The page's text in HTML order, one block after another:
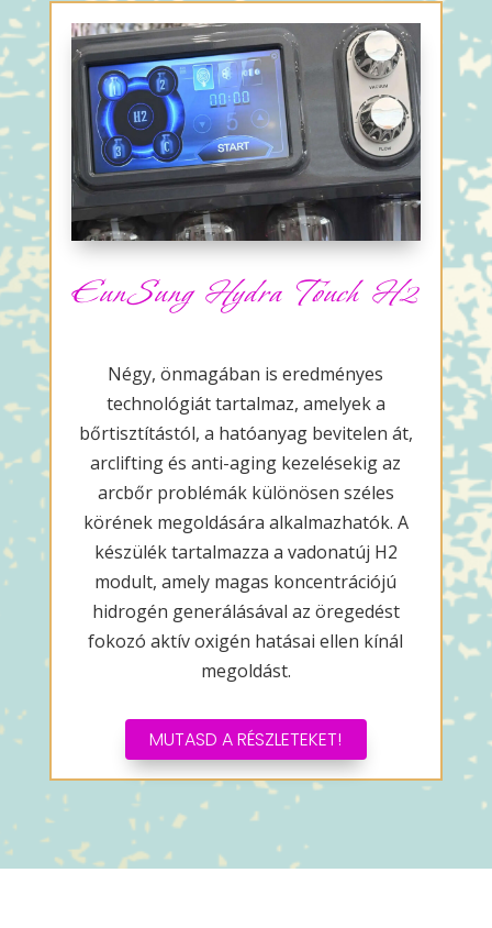
EunSung Hydra Touch H2
Négy, önmagában is eredményes
technológiát tartalmaz, amelyek a
bőrtisztítástól, a hatóanyag bevitelen át,
arclifting és anti-aging kezelésekig az
arcbőr problémák különösen széles
körének megoldására alkalmazhatók. A
készülék tartalmazza a vadonatúj H2
modult, amely magas koncentrációjú
hidrogén generálásával az öregedést
fokozó aktív oxigén hatásai ellen kínál
megoldást.
MUTASD A RÉSZLETEKET!